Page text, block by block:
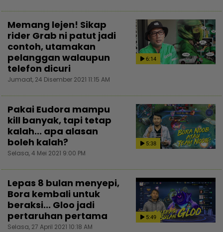
6:14
Memang lejen! Sikap
rider Grab ni patut jadi
contoh, utamakan
pelanggan walaupun
telefon dicuri
Jumaat, 24 Disember 2021 11:15 AM
5:38
Pakai Eudora mampu
kill banyak, tapi tetap
kalah... apa alasan
boleh kalah?
Selasa, 4 Mei 2021 9:00 PM
5:49
Lepas 8 bulan menyepi,
Bora kembali untuk
beraksi... Gloo jadi
pertaruhan pertama
Selasa, 27 April 2021 10:18 AM